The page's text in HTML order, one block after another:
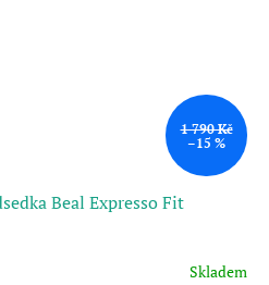
1 790 Kč
–15 %
Beal Expresso Fit
Skladem